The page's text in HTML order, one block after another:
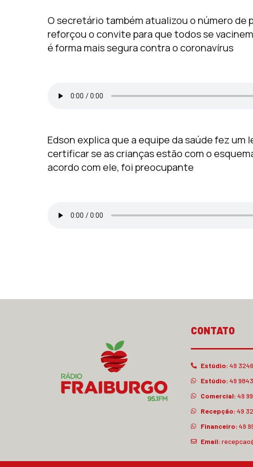
O secretário também atualizou o número de
reforçou o convite para que todos se
é forma mais segura contra o coronavírus
Edson explica que a equipe da saúde fez um
certificar se as crianças estão com o
acordo com ele, foi preocupante
CONTATO
Estúdio: 49
Estúdio: 49
Comercial: 49
Recepção: 49
Financeiro: 49
Email: